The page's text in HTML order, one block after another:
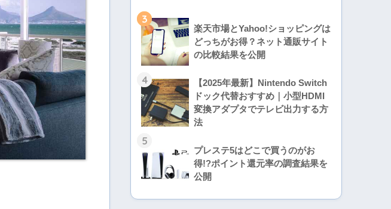
3
楽天市場とYahoo!ショッピングは
どっちがお得？ネット通販サイト
の比較結果を公開
4
【2025年最新】Nintendo Switch
ドック代替おすすめ｜小型HDMI
変換アダプタでテレビ出力する方
法
5
プレステ5はどこで買うのがお
得!?ポイント還元率の調査結果を
公開